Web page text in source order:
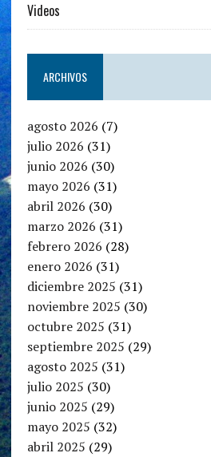
Videos
ARCHIVOS
agosto 2026 (7)
julio 2026 (31)
junio 2026 (30)
mayo 2026 (31)
abril 2026 (30)
marzo 2026 (31)
febrero 2026 (28)
enero 2026 (31)
diciembre 2025 (31)
noviembre 2025 (30)
octubre 2025 (31)
septiembre 2025 (29)
agosto 2025 (31)
julio 2025 (30)
junio 2025 (29)
mayo 2025 (32)
abril 2025 (29)